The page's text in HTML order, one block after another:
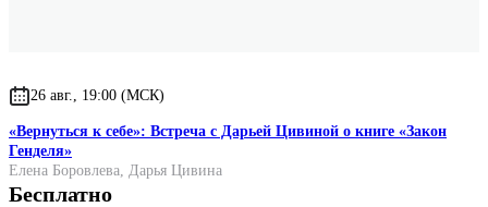
26 авг., 19:00 (МСК)
«Вернуться к себе»: Встреча с Дарьей Цивиной о книге «Закон
Генделя»
Елена Боровлева Дарья Цивина
Бесплатно